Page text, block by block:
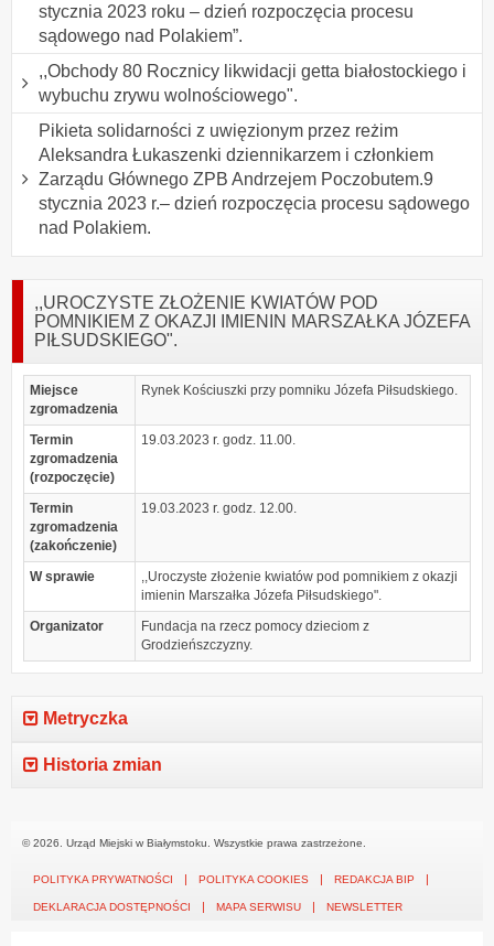
stycznia 2023 roku – dzień rozpoczęcia procesu
sądowego nad Polakiem”.
,,Obchody 80 Rocznicy likwidacji getta białostockiego i
wybuchu zrywu wolnościowego".
Pikieta solidarności z uwięzionym przez reżim
Aleksandra Łukaszenki dziennikarzem i członkiem
Zarządu Głównego ZPB Andrzejem Poczobutem.9
stycznia 2023 r.– dzień rozpoczęcia procesu sądowego
nad Polakiem.
,,UROCZYSTE ZŁOŻENIE KWIATÓW POD
POMNIKIEM Z OKAZJI IMIENIN MARSZAŁKA JÓZEFA
PIŁSUDSKIEGO".
Miejsce
zgromadzenia
Rynek Kościuszki przy pomniku Józefa Piłsudskiego.
Termin
zgromadzenia
(rozpoczęcie)
19.03.2023 r. godz. 11.00.
Termin
zgromadzenia
(zakończenie)
19.03.2023 r. godz. 12.00.
W sprawie
,,Uroczyste złożenie kwiatów pod pomnikiem z okazji
imienin Marszałka Józefa Piłsudskiego".
Organizator
Fundacja na rzecz pomocy dzieciom z
Grodzieńszczyzny.
Metryczka
Historia zmian
© 2026. Urząd Miejski w Białymstoku. Wszystkie prawa zastrzeżone.
POLITYKA PRYWATNOŚCI POLITYKA COOKIES REDAKCJA BIP
DEKLARACJA DOSTĘPNOŚCI MAPA SERWISU NEWSLETTER